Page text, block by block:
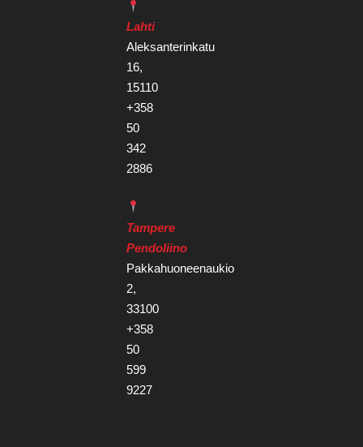
Lahti
Aleksanterinkatu
16,
15110
+358
50
342
2886
Tampere
Pendoliino
Pakkahuoneenaukio
2,
33100
+358
50
599
9227